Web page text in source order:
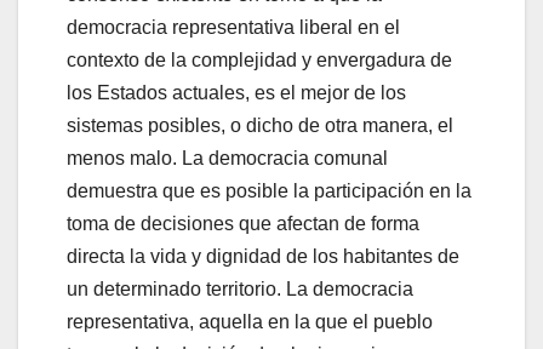
democracia representativa liberal en el
contexto de la complejidad y envergadura de
los Estados actuales, es el mejor de los
sistemas posibles, o dicho de otra manera, el
menos malo. La democracia comunal
demuestra que es posible la participación en la
toma de decisiones que afectan de forma
directa la vida y dignidad de los habitantes de
un determinado territorio. La democracia
representativa, aquella en la que el pueblo